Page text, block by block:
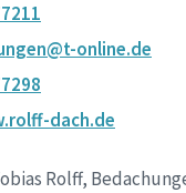
online.de
dach.de
Rolff,